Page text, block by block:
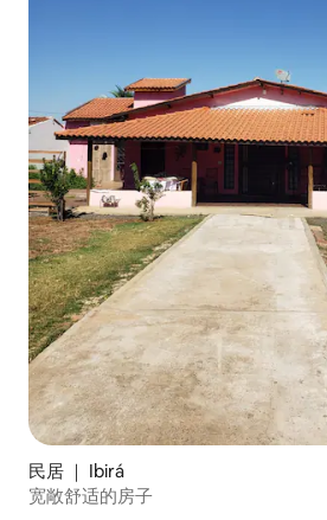
民居 ｜ Ibirá
宽敞舒适的房子